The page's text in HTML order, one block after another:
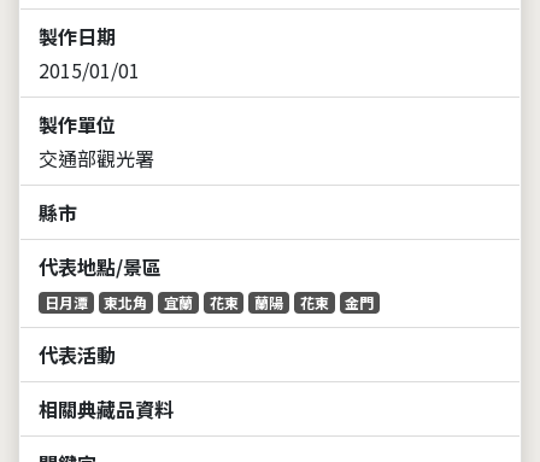
製作日期
2015/01/01
製作單位
交通部觀光署
縣市
代表地點/景區
日月潭 東北角 宜蘭 花東 蘭陽 花東 金門
代表活動
相關典藏品資料